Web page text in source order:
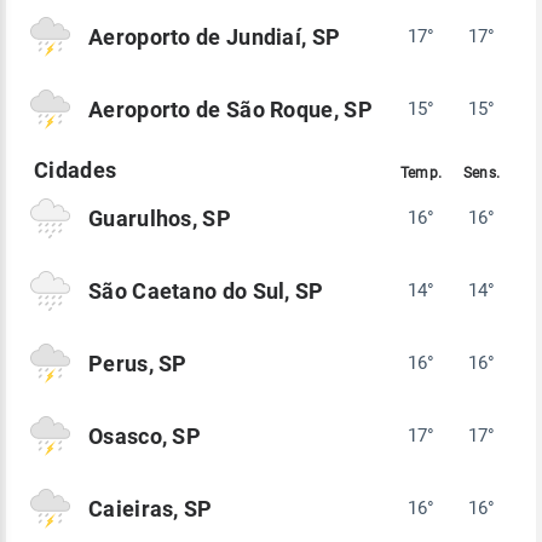
Aeroporto de Jundiaí, SP 17° 17°
Aeroporto de São Roque, SP 15° 15°
Guarulhos, SP 16° 16°
São Caetano do Sul, SP 14° 14°
Perus, SP 16° 16°
Osasco, SP 17° 17°
Caieiras, SP 16° 16°